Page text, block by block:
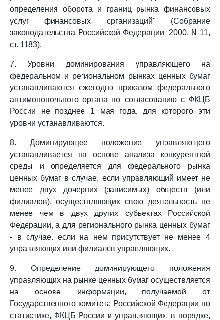
определения оборота и границ рынка финансовых
услуг финансовых организаций" (Собрание
законодательства Российской Федерации, 2000, N 11,
ст. 1183).
7. Уровни доминирования управляющего на
федеральном и региональном рынках ценных бумаг
устанавливаются ежегодно приказом федерального
антимонопольного органа по согласованию с ФКЦБ
России не позднее 1 мая года, для которого эти
уровни устанавливаются.
8. Доминирующее положение управляющего
устанавливается на основе анализа конкурентной
среды и определяется для федерального рынка
ценных бумаг в случае, если управляющий имеет не
менее двух дочерних (зависимых) обществ (или
филиалов), осуществляющих свою деятельность не
менее чем в двух других субъектах Российской
Федерации, а для регионального рынка ценных бумаг
- в случае, если на нем присутствует не менее 4
управляющих или филиалов управляющих.
9. Определение доминирующего положения
управляющих на рынке ценных бумаг осуществляется
на основе информации, получаемой от
Государственного комитета Российской Федерации по
статистике, ФКЦБ России и управляющих, в порядке,